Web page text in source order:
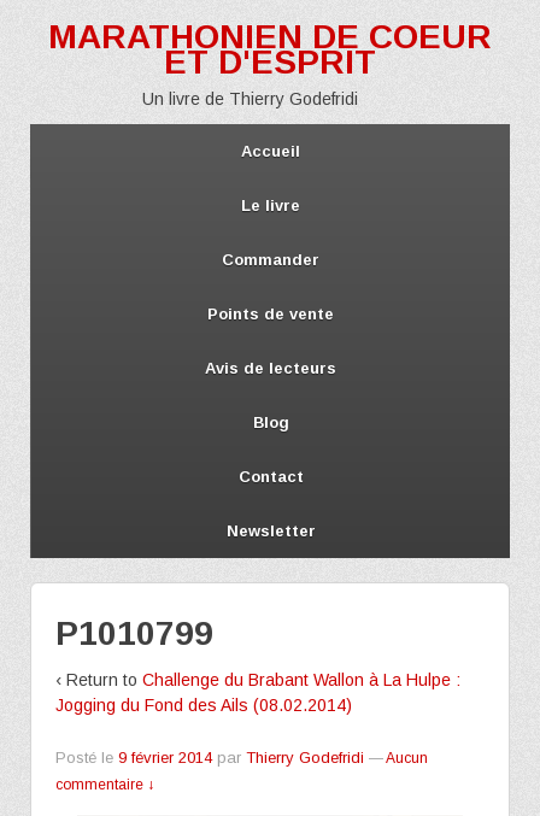
MARATHONIEN DE COEUR
ET D'ESPRIT
Un livre de Thierry Godefridi
Accueil
Le livre
Commander
Points de vente
Avis de lecteurs
Blog
Contact
Newsletter
P1010799
‹ Return to Challenge du Brabant Wallon à La Hulpe :
Jogging du Fond des Ails (08.02.2014)
Posté le 9 février 2014par Thierry Godefridi —Aucun
commentaire ↓